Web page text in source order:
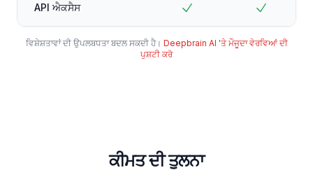
API ਐਕਸੈਸ
ਵਿਸ਼ੇਸ਼ਤਾਵਾਂ ਦੀ ਉਪਲਬਧਤਾ ਬਦਲ ਸਕਦੀ ਹੈ। Deepbrain AI 'ਤੇ ਮੌਜੂਦਾ ਵੇਰਵਿਆਂ ਦੀ
ਪੁਸ਼ਟੀ ਕਰੋ
ਕੀਮਤ ਦੀ ਤੁਲਨਾ